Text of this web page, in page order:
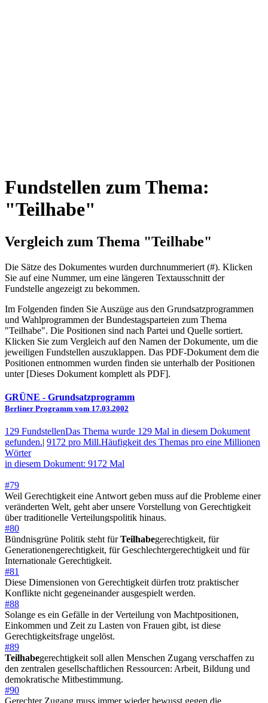
Fundstellen zum Thema:
"Teilhabe"
Vergleich zum Thema "Teilhabe"
Die Sätze des Dokum­entes wurden durch­nummeriert (#). Klicken
Sie auf eine Nummer, um eine längeren Textausschnitt der
Fundstelle angezeigt zu bekommen.
Im Folgenden finden Sie Auszüge aus den Grundsatz­program­men
und Wahl­program­men der Bundes­tags­parteien zum Thema
"Teilhabe". Die Posi­tionen sind nach Partei und Quelle sortiert.
Klicken Sie zum Vergleich auf den Namen der Dokumente, um die
jeweiligen Fundstellen aus­zu­klappen. Das PDF-Dokument dem die
Posi­tionen entnommen wurden finden sie unterhalb der Positionen
unter [Dieses Dokument komplett als PDF].
GRÜNE - Grundsatzprogramm
Berliner Programm vom 17.03.2002
129 FundstellenDas Thema wurde 129 Mal in diesem Dokument
gefunden.| 9172 pro Mill.Häufigkeit des Themas pro eine Millionen
Wörter
in diesem Dokument: 9172 Mal
#79
Weil Gerechtigkeit eine Antwort geben muss auf die Probleme einer
veränderten Welt, geht aber unsere Vorstellung von Gerechtigkeit
über traditionelle Verteilungspolitik hinaus.
#80
Bündnisgrüne Politik steht fürTeilhabegerechtigkeit, für
Generationengerechtigkeit, für Geschlechtergerechtigkeit und für
Internationale Gerechtigkeit.
#81
Diese Dimensionen von Gerechtigkeit dürfen trotz praktischer
Konflikte nicht gegeneinander ausgespielt werden.
#88
Solange es ein Gefälle in der Verteilung von Machtpositionen,
Einkommen und Zeit zu Lasten von Frauen gibt, ist diese
Gerechtigkeitsfrage ungelöst.
#89
Teilhabegerechtigkeit soll allen Menschen Zugang verschaffen zu
den zentralen gesellschaftlichen Ressourcen: Arbeit, Bildung und
demokratische Mitbestimmung.
#90